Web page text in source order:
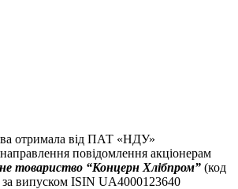
отримала від ПАТ «НДУ»
повідомлення акціонерам
товариство “Концерн Хлібпром” (код
випуском ISIN UA4000123640